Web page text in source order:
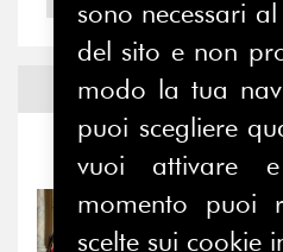
Notizie
31/07/2026
Prima della
sono necessari
del sito e non
modo la tua
puoi scegliere
vuoi attivare
momento puoi
scelte sui cookie